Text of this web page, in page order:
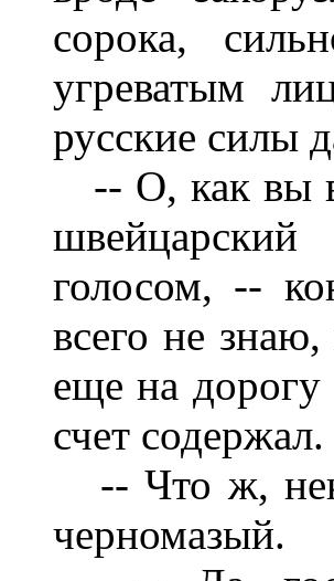
сорока,
угреватым
русские силы
-- О, как вы в
голосом, --
всего не
еще на дорогу
счет содержал.
-- Что ж,
черномазый.